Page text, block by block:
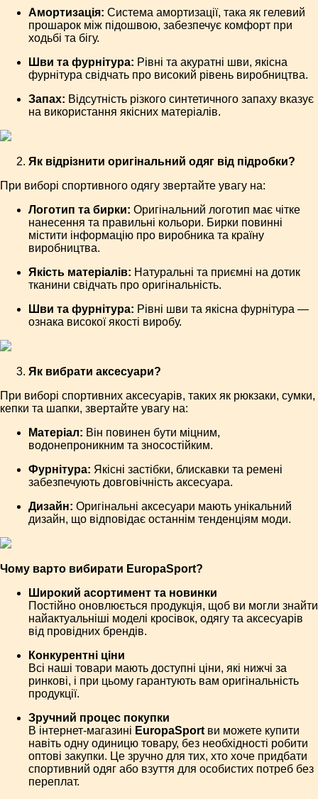
Амортизація: Система амортизації, така як гелевий
прошарок між підошвою, забезпечує комфорт при
ходьбі та бігу.
Шви та фурнітура: Рівні та акуратні шви, якісна
фурнітура свідчать про високий рівень виробництва.
Запах: Відсутність різкого синтетичного запаху вказує
на використання якісних матеріалів.
Як відрізнити оригінальний одяг від підробки?
При виборі спортивного одягу звертайте увагу на:
Логотип та бирки: Оригінальний логотип має чітке
нанесення та правильні кольори. Бирки повинні
містити інформацію про виробника та країну
виробництва.
Якість матеріалів: Натуральні та приємні на дотик
тканини свідчать про оригінальність.
Шви та фурнітура: Рівні шви та якісна фурнітура —
ознака високої якості виробу.
Як вибрати аксесуари?
При виборі спортивних аксесуарів, таких як рюкзаки, сумки,
кепки та шапки, звертайте увагу на:
Матеріал: Він повинен бути міцним,
водонепроникним та зносостійким.
Фурнітура: Якісні застібки, блискавки та ремені
забезпечують довговічність аксесуара.
Дизайн: Оригінальні аксесуари мають унікальний
дизайн, що відповідає останнім тенденціям моди.
Чому варто вибирати EuropaSport?
Широкий асортимент та новинки
Постійно оновлюється продукція, щоб ви могли знайти
найактуальніші моделі кросівок, одягу та аксесуарів
від провідних брендів.
Конкурентні ціни
Всі наші товари мають доступні ціни, які нижчі за
ринкові, і при цьому гарантують вам оригінальність
продукції.
Зручний процес покупки
В інтернет-магазині EuropaSport ви можете купити
навіть одну одиницю товару, без необхідності робити
оптові закупки. Це зручно для тих, хто хоче придбати
спортивний одяг або взуття для особистих потреб без
переплат.